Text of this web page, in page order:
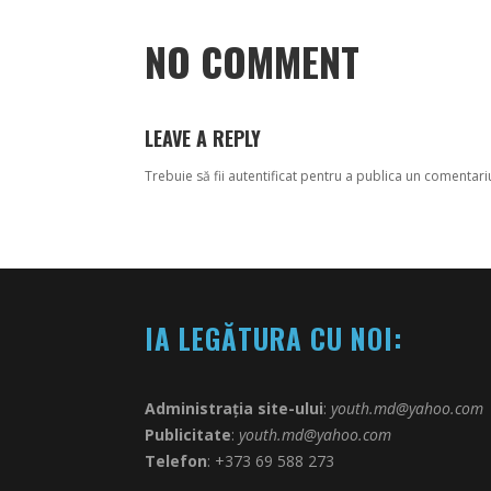
NO COMMENT
LEAVE A REPLY
Trebuie să fii autentificat pentru a publica un
IA LEGĂTURA CU NOI:
Administrația site-ului: youth.md@yahoo.com
Publicitate: youth.md@yahoo.com
Telefon: +373 69 588 273